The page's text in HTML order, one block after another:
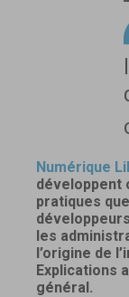
Numérique
développent
pratiques
les
l’origine de
Explications
général.